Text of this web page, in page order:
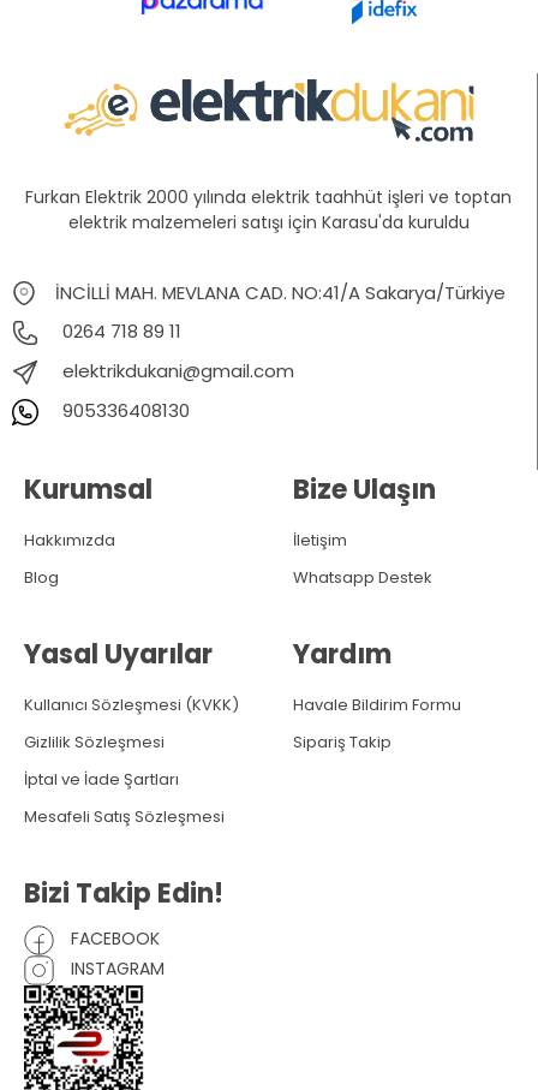
Furkan Elektrik 2000 yılında elektrik taahhüt işleri ve toptan
elektrik malzemeleri satışı için Karasu'da kuruldu
İNCİLLİ MAH. MEVLANA CAD. NO:41/A Sakarya/Türkiye
0264 718 89 11
elektrikdukani@gmail.com
905336408130
Kurumsal
Hakkımızda
Blog
Yasal Uyarılar
Kullanıcı Sözleşmesi (KVKK)
Gizlilik Sözleşmesi
İptal ve İade Şartları
Mesafeli Satış Sözleşmesi
Bize Ulaşın
İletişim
Whatsapp Destek
Yardım
Havale Bildirim Formu
Sipariş Takip
Bizi Takip Edin!
FACEBOOK
INSTAGRAM